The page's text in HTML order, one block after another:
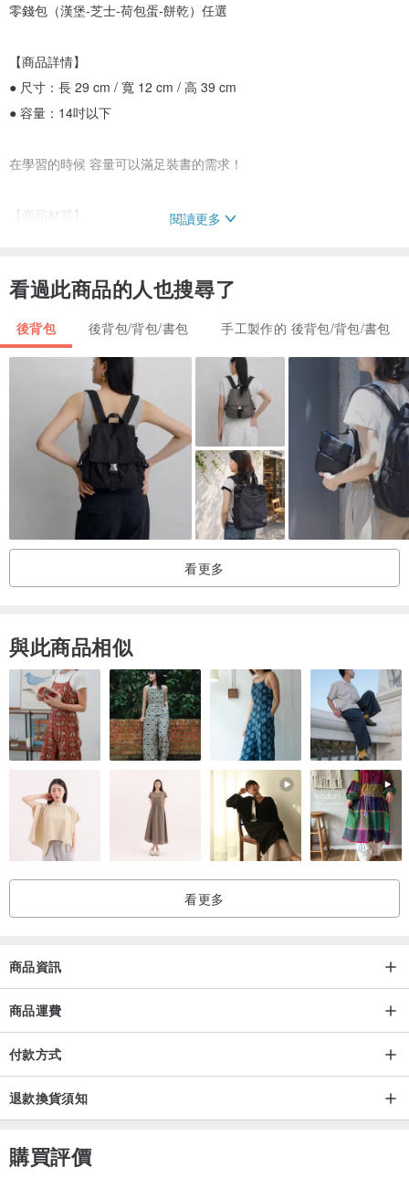
零錢包（漢堡-芝士-荷包蛋-餅乾）任選
【商品詳情】
● 尺寸：長 29 cm / 寬 12 cm / 高 39 cm
● 容量：14吋以下
在學習的時候 容量可以滿足裝書的需求！
【商品材質】
【商品款式】
芝士黃 / 學院黑 / 巧克力棕 / 奶油白
你愛住了嗎！把食物掛在書包上是創意的發想
可愛的造形 讓你變成醒目的焦點🌟
【商品細節】
可拆卸的零錢包物件！
拉鍊開合 順滑超好開💕
多個口袋讓你放置超輕鬆
超快速出貨🚚
🍒新品陸續上架中🍒
種類選擇眾多 別忘記關注我們👀
有問題都可以聊聊~
都有專人回覆您💓
平價小資買的起 經濟實惠又便宜
品質服務🍒全部有把關
※給外國寶貝們的話：因國外運費金額較高，若無重大瑕疵恕不得退換
歡迎私訊向我們詢問喔~
✨收到包裹開箱時記得要全程錄影喔~
這樣我們才能在第一時間了解狀況並盡快幫您處理❤️
閱讀更多
看過此商品的人也搜尋了
後背包 後背包/背包/書包 手工製作的 後背包/背包/書包
看更多
與此商品相似
看更多
商品資訊
商品運費
付款方式
退款換貨須知
購買評價